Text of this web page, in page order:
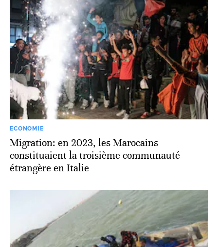
ECONOMIE
Migration: en 2023, les Marocains
constituaient la troisième communauté
étrangère en Italie